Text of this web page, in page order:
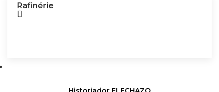
Rafinérie